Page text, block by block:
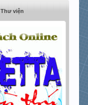
Thư viện